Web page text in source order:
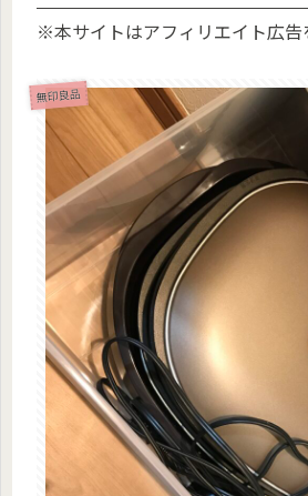
※本サイトはアフィリエイト広告
無印良品